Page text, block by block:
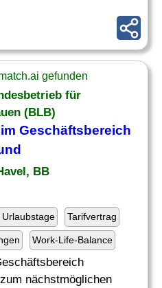
gefunden
für
(BLB)
Geschäftsbereich
BB
Urlaubstage Tarifvertrag
Work-Life-Balance
nächstmöglichen